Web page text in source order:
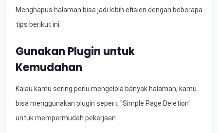
Menghapus halaman bisa jadi lebih efisien dengan beberapa
tips berikut ini:
Gunakan Plugin untuk
Kemudahan
Kalau kamu sering perlu mengelola banyak halaman, kamu
bisa menggunakan plugin seperti "Simple Page Deletion"
untuk mempermudah pekerjaan.